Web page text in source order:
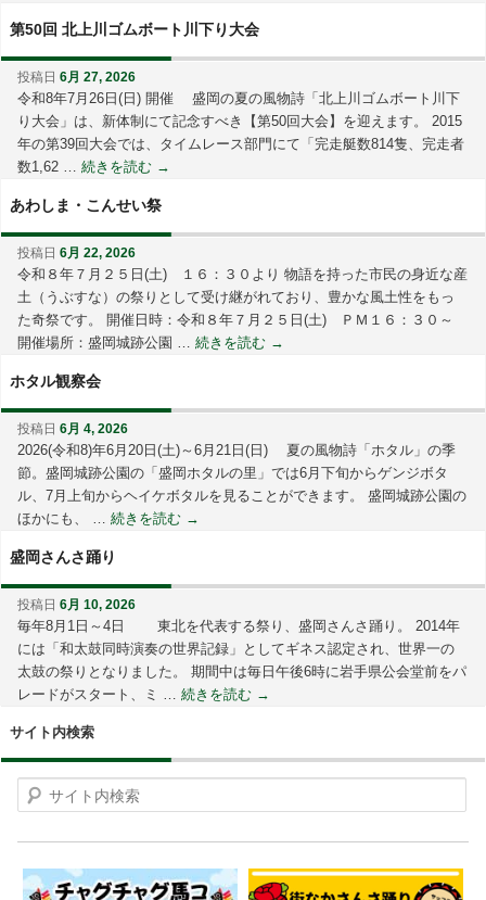
第50回 北上川ゴムボート川下り大会
投稿日6月 27, 2026
令和8年7月26日(日) 開催 盛岡の夏の風物詩「北上川ゴムボート川下
り大会」は、新体制にて記念すべき【第50回大会】を迎えます。 2015
年の第39回大会では、タイムレース部門にて「完走艇数814隻、完走者
数1,62 …続きを読む →
あわしま・こんせい祭
投稿日6月 22, 2026
令和８年７月２５日(土) １６：３０より 物語を持った市民の身近な産
土（うぶすな）の祭りとして受け継がれており、豊かな風土性をもっ
た奇祭です。 開催日時：令和８年７月２５日(土) ＰＭ１６：３０～
開催場所：盛岡城跡公園 …続きを読む →
ホタル観察会
投稿日6月 4, 2026
2026(令和8)年6月20日(土)～6月21日(日) 夏の風物詩「ホタル」の季
節。盛岡城跡公園の「盛岡ホタルの里」では6月下旬からゲンジボタ
ル、7月上旬からヘイケボタルを見ることができます。 盛岡城跡公園の
ほかにも、 …続きを読む →
盛岡さんさ踊り
投稿日6月 10, 2026
毎年8月1日～4日 東北を代表する祭り、盛岡さんさ踊り。 2014年
には「和太鼓同時演奏の世界記録」としてギネス認定され、世界一の
太鼓の祭りとなりました。 期間中は毎日午後6時に岩手県公会堂前をパ
レードがスタート、ミ …続きを読む →
サイト内検索
Search